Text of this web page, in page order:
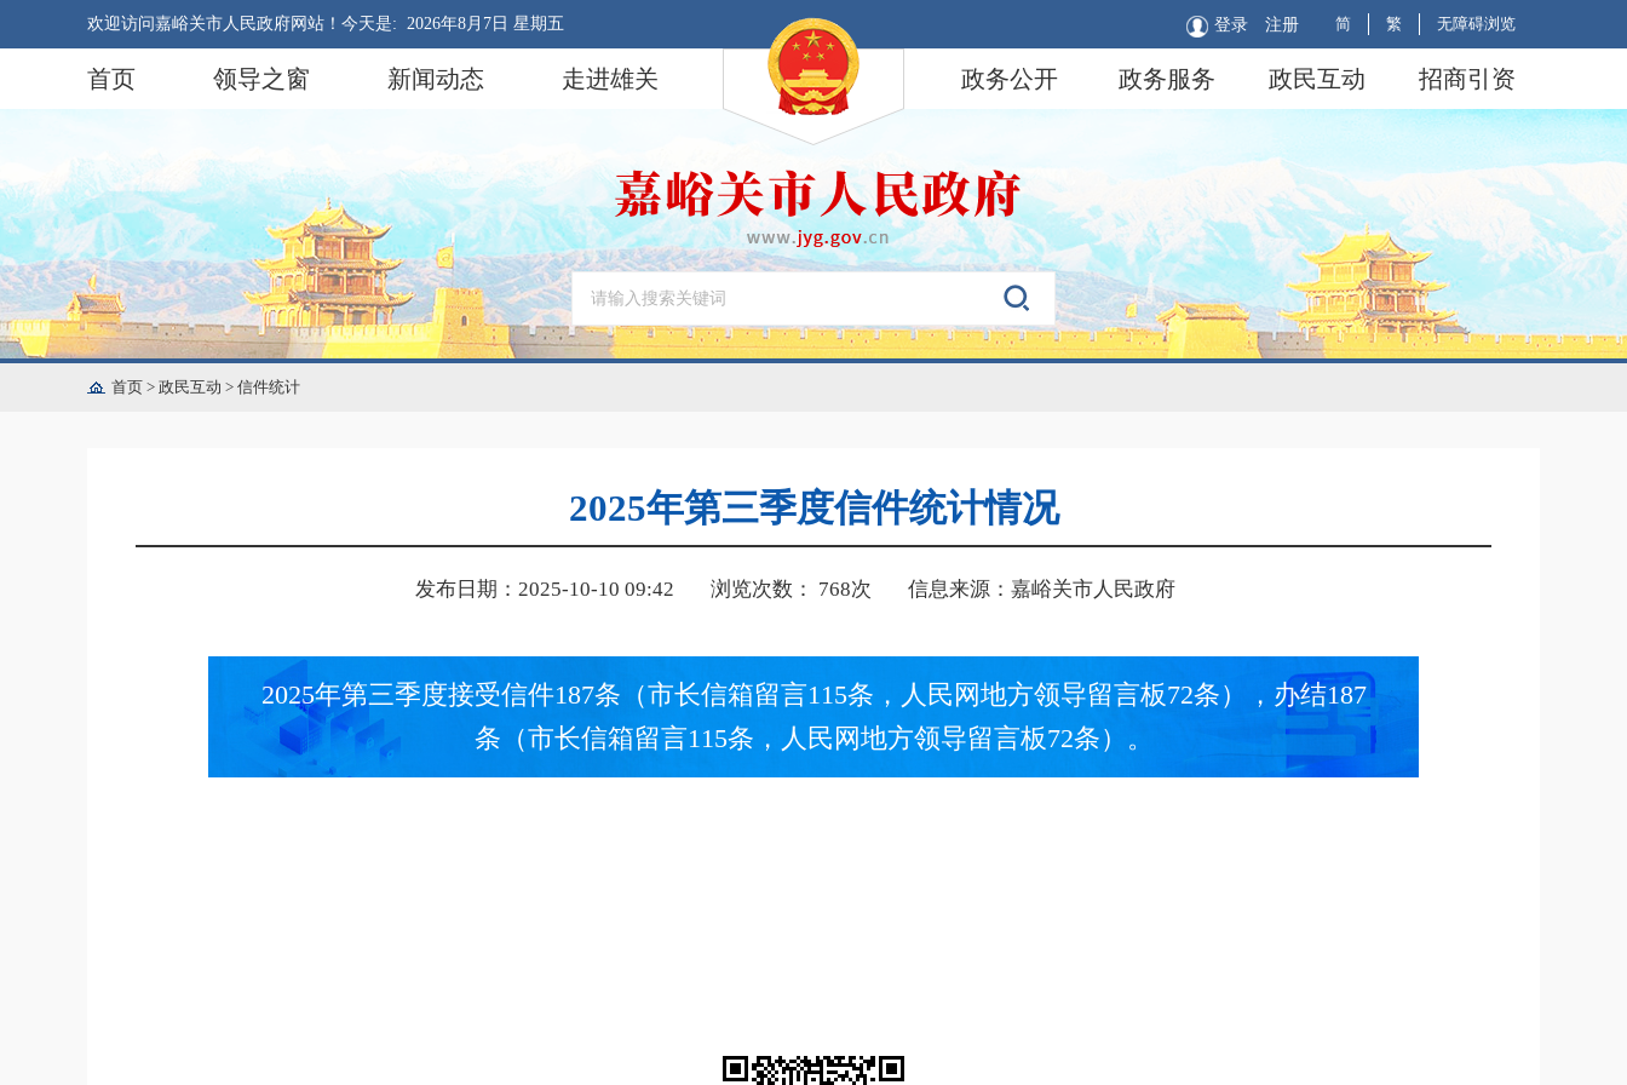
欢迎访问嘉峪关市人民政府网站！今天是: 2026年8月7日 星期五 简 繁 无障碍浏览
登录 注册
首页 领导之窗 新闻动态 走进雄关 政务公开 政务服务 政民互动 招商引资
首页 > 政民互动 > 信件统计
2025年第三季度信件统计情况
发布日期：2025-10-10 09:42 浏览次数： 768次 信息来源：嘉峪关市人民政府
2025年第三季度接受信件187条（市长信箱留言115条，人民网地方领导留言板72条），办结187
条（市长信箱留言115条，人民网地方领导留言板72条）。